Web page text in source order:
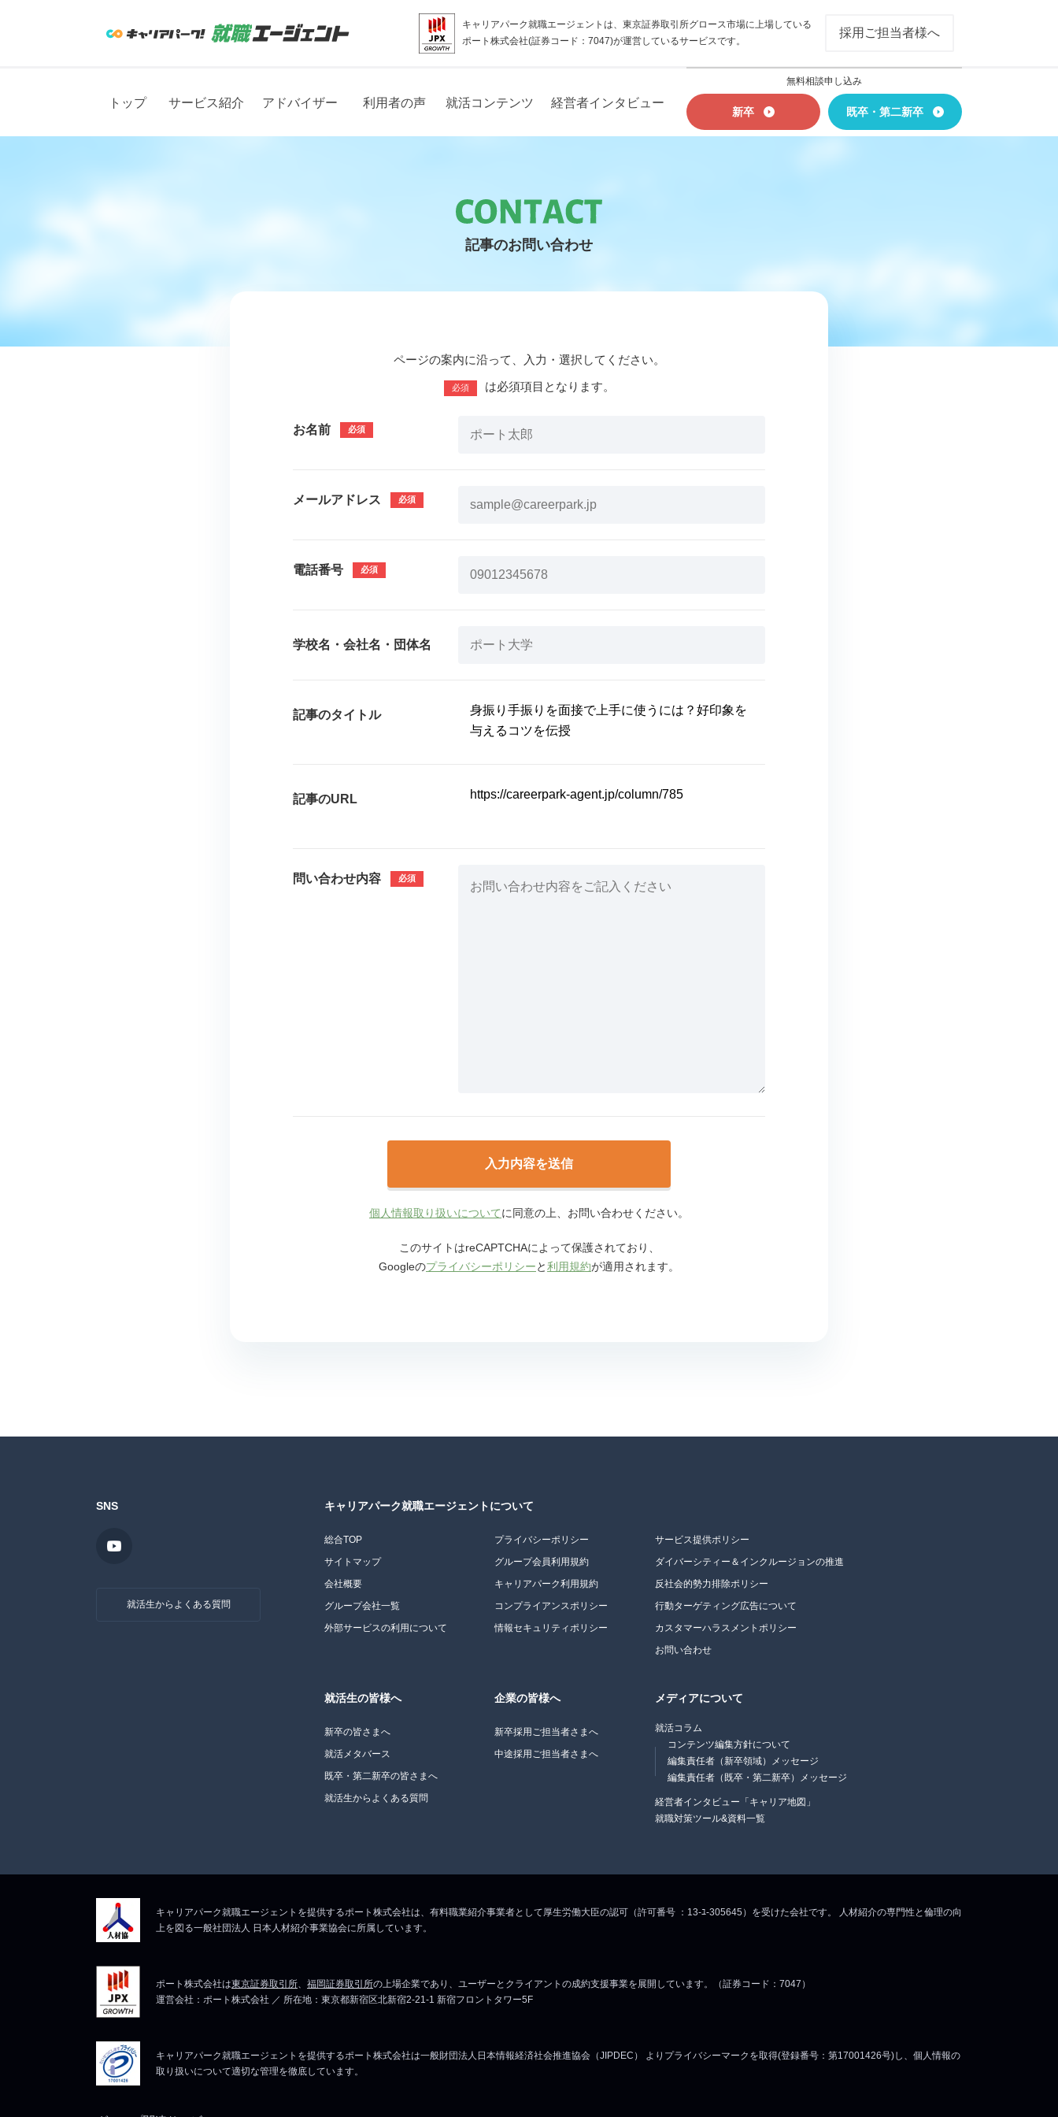
キャリアパーク就職エージェントは、東京証券取引所グロース市場に上場している
ポート株式会社(証券コード：7047)が運営しているサービスです。
採用ご担当者様へ
トップ サービス紹介 アドバイザー 利用者の声 就活コンテンツ 経営者インタビュー
無料相談申し込み
新卒 既卒・第二新卒
記事のお問い合わせ
ページの案内に沿って、入力・選択してください。
必須 は必須項目となります。
お名前
メールアドレス
電話番号
学校名・会社名・団体名
記事のタイトル
記事のURL
問い合わせ内容
個人情報取り扱いについてに同意の上、お問い合わせください。
このサイトはreCAPTCHAによって保護されており、
Googleのプライバシーポリシーと利用規約が適用されます。
SNS
就活生からよくある質問
キャリアパーク就職エージェントについて
総合TOP
サイトマップ
会社概要
グループ会社一覧
外部サービスの利用について
プライバシーポリシー
グループ会員利用規約
キャリアパーク利用規約
コンプライアンスポリシー
情報セキュリティポリシー
サービス提供ポリシー
ダイバーシティー＆インクルージョンの推進
反社会的勢力排除ポリシー
行動ターゲティング広告について
カスタマーハラスメントポリシー
お問い合わせ
就活生の皆様へ
新卒の皆さまへ
就活メタバース
既卒・第二新卒の皆さまへ
就活生からよくある質問
企業の皆様へ
新卒採用ご担当者さまへ
中途採用ご担当者さまへ
メディアについて
就活コラム
コンテンツ編集方針について
編集責任者（新卒領域）メッセージ
編集責任者（既卒・第二新卒）メッセージ
経営者インタビュー「キャリア地図」
就職対策ツール&資料一覧